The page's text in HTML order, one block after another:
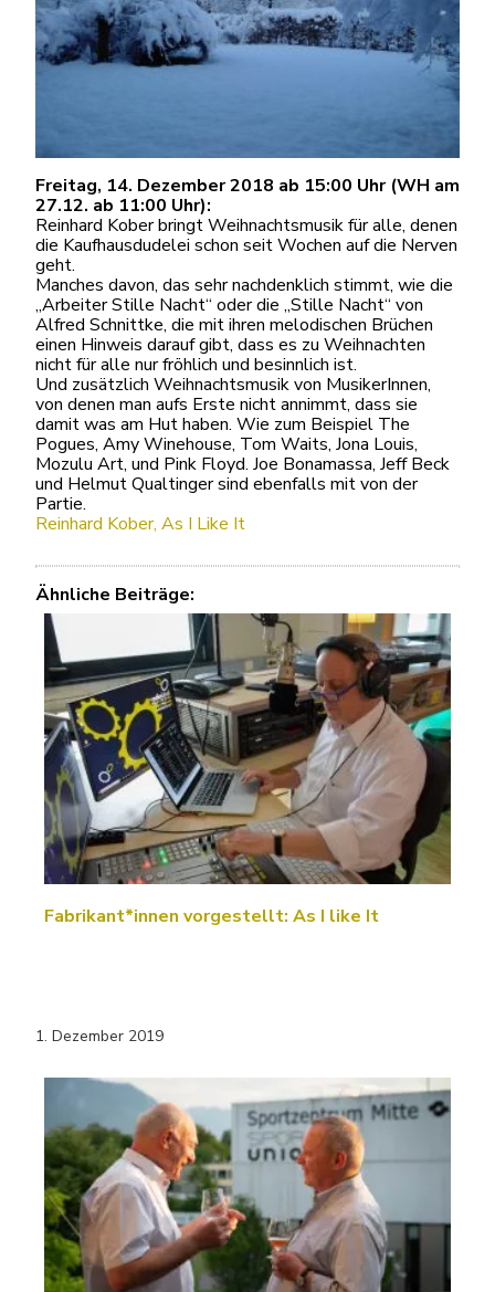
Freitag, 14. Dezember 2018 ab 15:00 Uhr (WH am
27.12. ab 11:00 Uhr):
Reinhard Kober bringt Weihnachtsmusik für alle, denen
die Kaufhausdudelei schon seit Wochen auf die Nerven
geht.
Manches davon, das sehr nachdenklich stimmt, wie die
„Arbeiter Stille Nacht“ oder die „Stille Nacht“ von
Alfred Schnittke, die mit ihren melodischen Brüchen
einen Hinweis darauf gibt, dass es zu Weihnachten
nicht für alle nur fröhlich und besinnlich ist.
Und zusätzlich Weihnachtsmusik von MusikerInnen,
von denen man aufs Erste nicht annimmt, dass sie
damit was am Hut haben. Wie zum Beispiel The
Pogues, Amy Winehouse, Tom Waits, Jona Louis,
Mozulu Art, und Pink Floyd. Joe Bonamassa, Jeff Beck
und Helmut Qualtinger sind ebenfalls mit von der
Partie.
Reinhard Kober, As I Like It
Ähnliche Beiträge:
Fabrikant*innen vorgestellt: As I like It
1. Dezember 2019